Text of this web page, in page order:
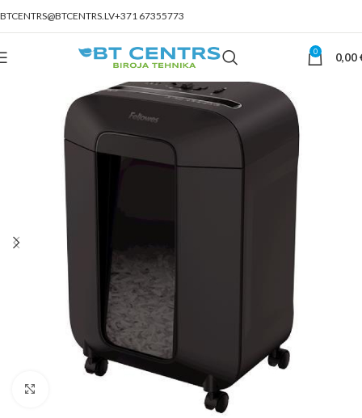
BTCENTRS@BTCENTRS.LV+371 67355773
0 0,00